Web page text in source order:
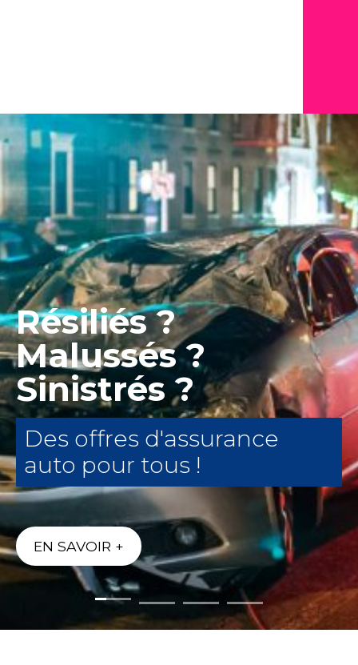
Résiliés ?
Malussés ?
Sinistrés ?
Des offres d'assurance
auto pour tous !
EN SAVOIR +